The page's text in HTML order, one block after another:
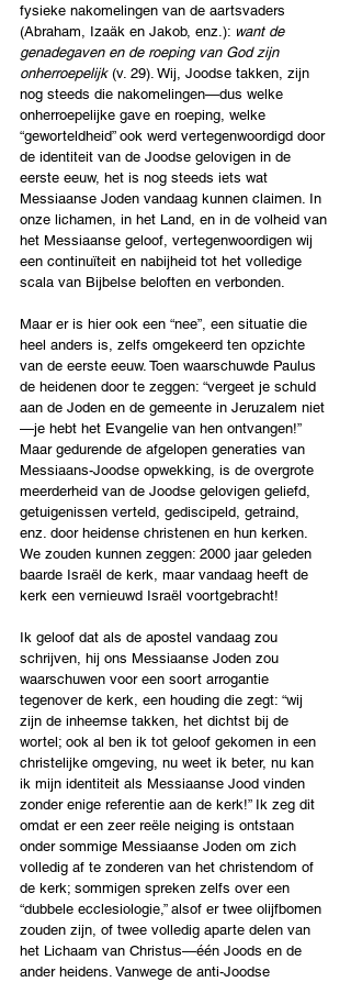
fysieke nakomelingen van de aartsvaders
(Abraham, Izaäk en Jakob, enz.): want de
genadegaven en de roeping van God zijn
onherroepelijk (v. 29). Wij, Joodse takken, zijn
nog steeds die nakomelingen—dus welke
onherroepelijke gave en roeping, welke
“geworteldheid” ook werd vertegenwoordigd door
de identiteit van de Joodse gelovigen in de
eerste eeuw, het is nog steeds iets wat
Messiaanse Joden vandaag kunnen claimen. In
onze lichamen, in het Land, en in de volheid van
het Messiaanse geloof, vertegenwoordigen wij
een continuïteit en nabijheid tot het volledige
scala van Bijbelse beloften en verbonden.
Maar er is hier ook een “nee”, een situatie die
heel anders is, zelfs omgekeerd ten opzichte
van de eerste eeuw. Toen waarschuwde Paulus
de heidenen door te zeggen: “vergeet je schuld
aan de Joden en de gemeente in Jeruzalem niet
—je hebt het Evangelie van hen ontvangen!”
Maar gedurende de afgelopen generaties van
Messiaans-Joodse opwekking, is de overgrote
meerderheid van de Joodse gelovigen geliefd,
getuigenissen verteld, gediscipeld, getraind,
enz. door heidense christenen en hun kerken.
We zouden kunnen zeggen: 2000 jaar geleden
baarde Israël de kerk, maar vandaag heeft de
kerk een vernieuwd Israël voortgebracht!
Ik geloof dat als de apostel vandaag zou
schrijven, hij ons Messiaanse Joden zou
waarschuwen voor een soort arrogantie
tegenover de kerk, een houding die zegt: “wij
zijn de inheemse takken, het dichtst bij de
wortel; ook al ben ik tot geloof gekomen in een
christelijke omgeving, nu weet ik beter, nu kan
ik mijn identiteit als Messiaanse Jood vinden
zonder enige referentie aan de kerk!” Ik zeg dit
omdat er een zeer reële neiging is ontstaan
onder sommige Messiaanse Joden om zich
volledig af te zonderen van het christendom of
de kerk; sommigen spreken zelfs over een
“dubbele ecclesiologie,” alsof er twee olijfbomen
zouden zijn, of twee volledig aparte delen van
het Lichaam van Christus—één Joods en de
ander heidens. Vanwege de anti-Joodse